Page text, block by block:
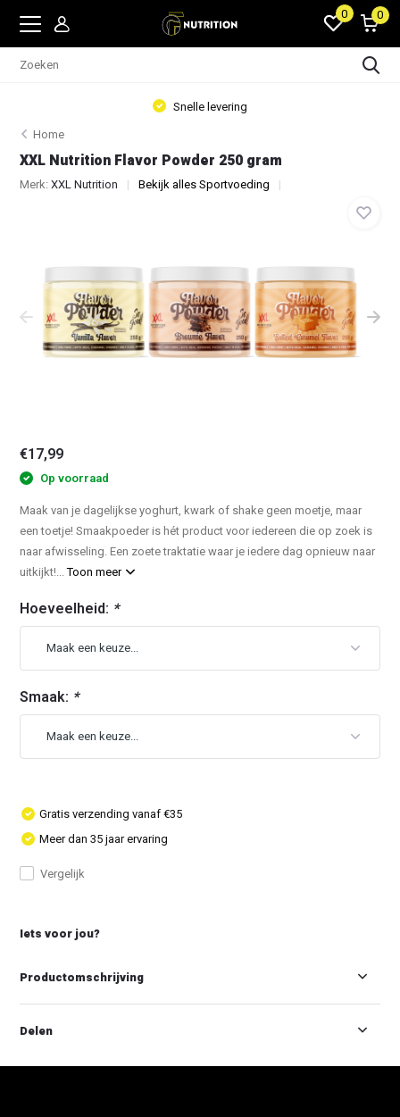
0 0
Snelle levering
Home
XXL Nutrition Flavor Powder 250 gram
Merk:XXL Nutrition Bekijk alles Sportvoeding
€17,99
Op voorraad
Maak van je dagelijkse yoghurt, kwark of shake geen moetje, maar
een toetje! Smaakpoeder is hét product voor iedereen die op zoek is
naar afwisseling. Een zoete traktatie waar je iedere dag opnieuw naar
uitkijkt!...Toon meer
Hoeveelheid: *
Smaak: *
Gratis verzending vanaf €35
Meer dan 35 jaar ervaring
Vergelijk
Productomschrijving
Iets voor jou?
Delen